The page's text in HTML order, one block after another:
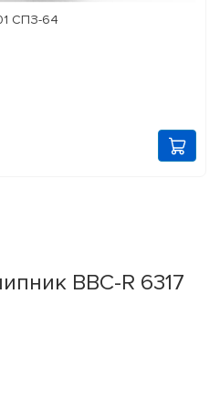
СПЗ-64
BBC-R 6317